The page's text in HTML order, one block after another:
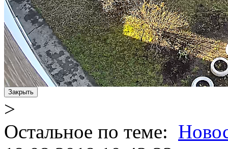
Закрыть
>
Остальное по теме: